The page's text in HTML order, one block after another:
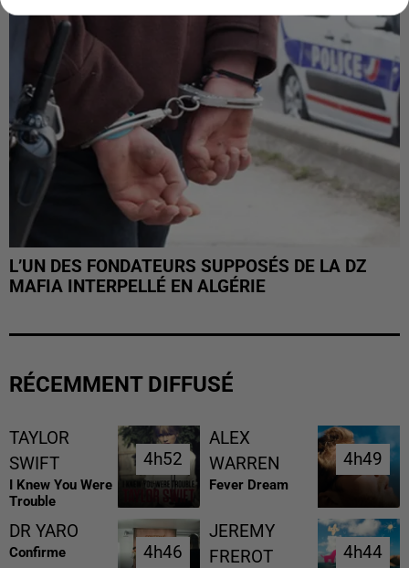
L’UN DES FONDATEURS SUPPOSÉS DE LA DZ
MAFIA INTERPELLÉ EN ALGÉRIE
RÉCEMMENT DIFFUSÉ
TAYLOR
SWIFT
I Knew You Were
Trouble
4h52
4h52
ALEX
WARREN
Fever Dream
4h49
4h49
DR YARO
Confirme 4h46
4h46
JEREMY
FREROT
4h44
4h44